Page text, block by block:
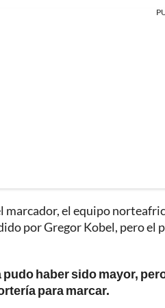
marcador, el equipo
por Gregor Kobel, pero
haber sido mayor,
para marcar.